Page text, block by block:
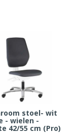
stoel- wit
- wielen -
42/55 cm (Pro)